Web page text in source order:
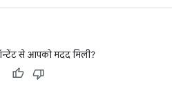
से आपको मदद मिली?